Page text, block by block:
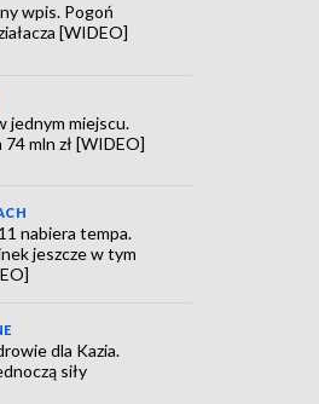
wpis. Pogoń
[WIDEO]
jednym miejscu.
74 mln zł [WIDEO]
nabiera tempa.
jeszcze w tym
dla Kazia.
siły